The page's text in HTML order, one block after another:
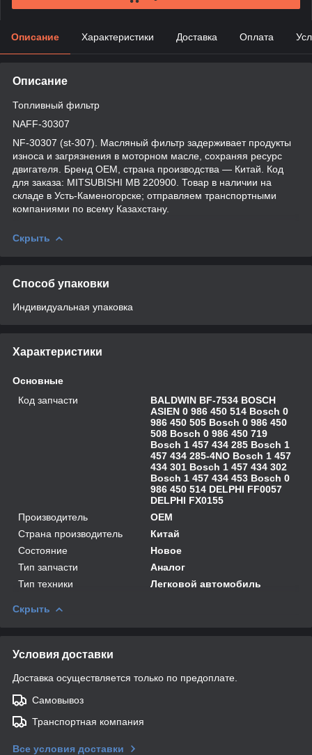
Описание Характеристики Доставка Оплата
Описание
Топливный фильтр
NAFF-30307
NF-30307 (st-307). Масляный фильтр задерживает продукты
износа и загрязнения в моторном масле, сохраняя ресурс
двигателя. Бренд OEM, страна производства — Китай. Код
для заказа: MITSUBISHI MB 220900. Товар в наличии на
складе в Усть-Каменогорске; отправляем транспортными
компаниями по всему Казахстану.
Скрыть
Способ упаковки
Индивидуальная упаковка
Характеристики
Основные
Код запчасти
BALDWIN BF-7534 BOSCH
ASIEN 0 986 450 514 Bosch 0
986 450 505 Bosch 0 986 450
508 Bosch 0 986 450 719
Bosch 1 457 434 285 Bosch 1
457 434 285-4NO Bosch 1 457
434 301 Bosch 1 457 434 302
Bosch 1 457 434 453 Bosch 0
986 450 514 DELPHI FF0057
DELPHI FX0155
Производитель
OEM
Страна производитель
Китай
Состояние
Новое
Тип запчасти
Аналог
Тип техники
Легковой автомобиль
Скрыть
Условия доставки
Доставка осуществляется только по предоплате.
Самовывоз
Транспортная компания
Все условия доставки